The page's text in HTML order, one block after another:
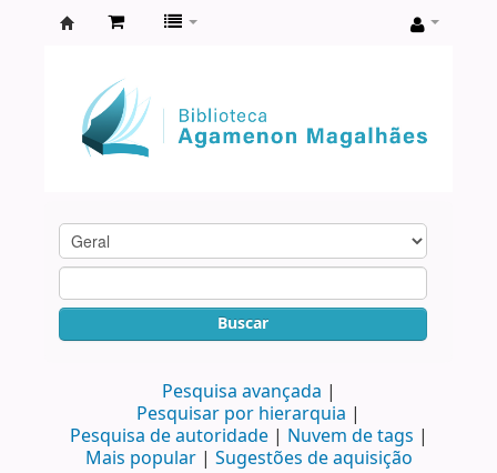
Agamenon
Magalhães
Buscar
Pesquisa avançada
Pesquisar por hierarquia
Pesquisa de autoridade
Nuvem de tags
Mais popular
Sugestões de aquisição